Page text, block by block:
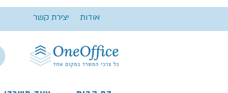
יצירת קשר אודות